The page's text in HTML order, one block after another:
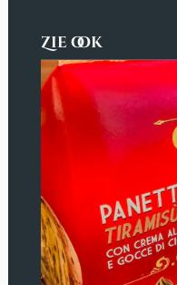
Zie ook